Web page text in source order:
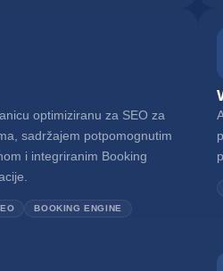
optimiziranu za SEO za
sadržajem potpomognutim
i integriranim Booking
BOOKING ENGINE